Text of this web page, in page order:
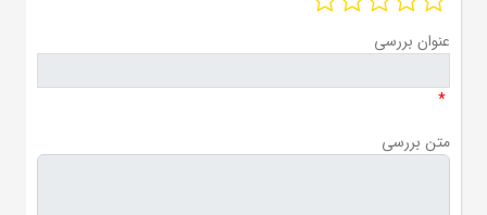
عنوان بررسی
*
متن بررسی